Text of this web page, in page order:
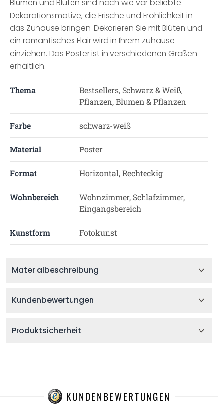
Blumen und Blüten sind nach wie vor beliebte
Dekorationsmotive, die Frische und Fröhlichkeit in
das Zuhause bringen. Dekorieren Sie mit Blüten und
ein romantisches Flair wird in Ihrem Zuhause
einziehen. Das Poster ist in verschiedenen Größen
erhältlich.
Thema
Bestsellers, Schwarz & Weiß,
Pflanzen, Blumen & Pflanzen
Farbe schwarz-weiß
Material Poster
Format Horizontal, Rechteckig
Wohnbereich
Wohnzimmer, Schlafzimmer,
Eingangsbereich
Kunstform Fotokunst
Materialbeschreibung
Kundenbewertungen
Produktsicherheit
KUNDENBEWERTUNGEN